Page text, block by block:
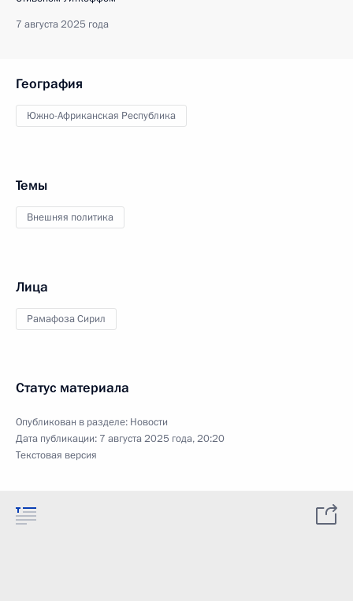
7 августа 2025 года
География
Южно-Африканская Республика
Темы
Внешняя политика
Лица
Рамафоза Сирил
Статус материала
Опубликован в разделе: Новости
Дата публикации: 7 августа 2025 года, 20:20
Текстовая версия